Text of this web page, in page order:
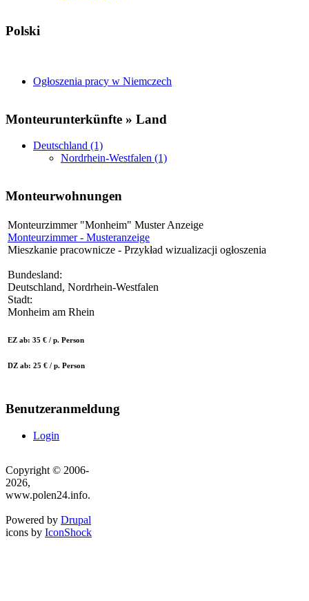
Polski
Ogłoszenia pracy w Niemczech
Monteurunterkünfte » Land
Deutschland (1)
Nordrhein-Westfalen (1)
Monteurwohnungen
Monteurzimmer "Monheim" Muster Anzeige
Monteurzimmer - Musteranzeige
Mieszkanie pracownicze - Przykład wizualizacji ogłoszenia
Bundesland:
Deutschland, Nordrhein-Westfalen
Stadt:
Monheim am Rhein
EZ ab: 35 € / p. Person
DZ ab: 25 € / p. Person
Benutzeranmeldung
Login
Copyright © 2006-
2026,
www.polen24.info.
Powered by Drupal
icons by IconShock